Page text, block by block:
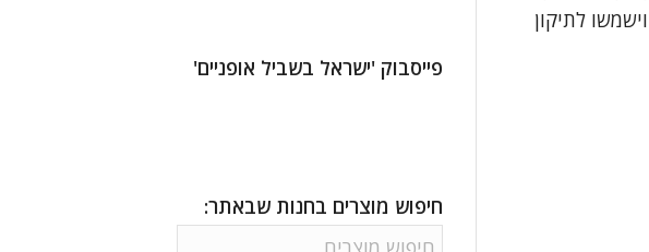
לתיקון
פייסבוק 'ישראל בשביל אופניים'
חיפוש מוצרים בחנות שבאתר: